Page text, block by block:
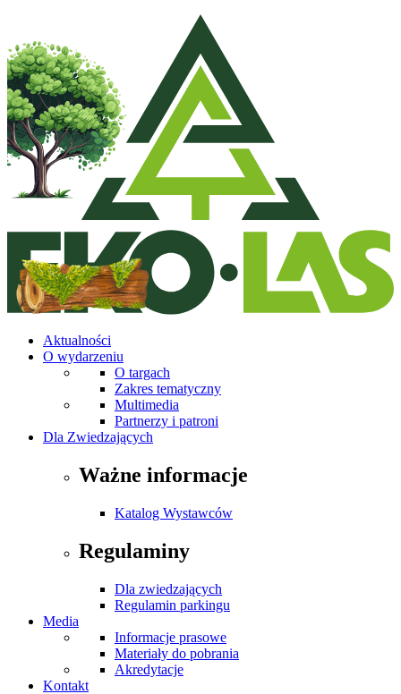
Aktualności
O wydarzeniu
O targach
Zakres tematyczny
Multimedia
Partnerzy i patroni
Dla Zwiedzających
Ważne informacje
Katalog Wystawców
Regulaminy
Dla zwiedzających
Regulamin parkingu
Media
Informacje prasowe
Materiały do pobrania
Akredytacje
Kontakt